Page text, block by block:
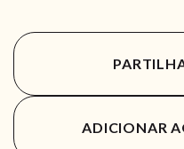
ADICIONAR